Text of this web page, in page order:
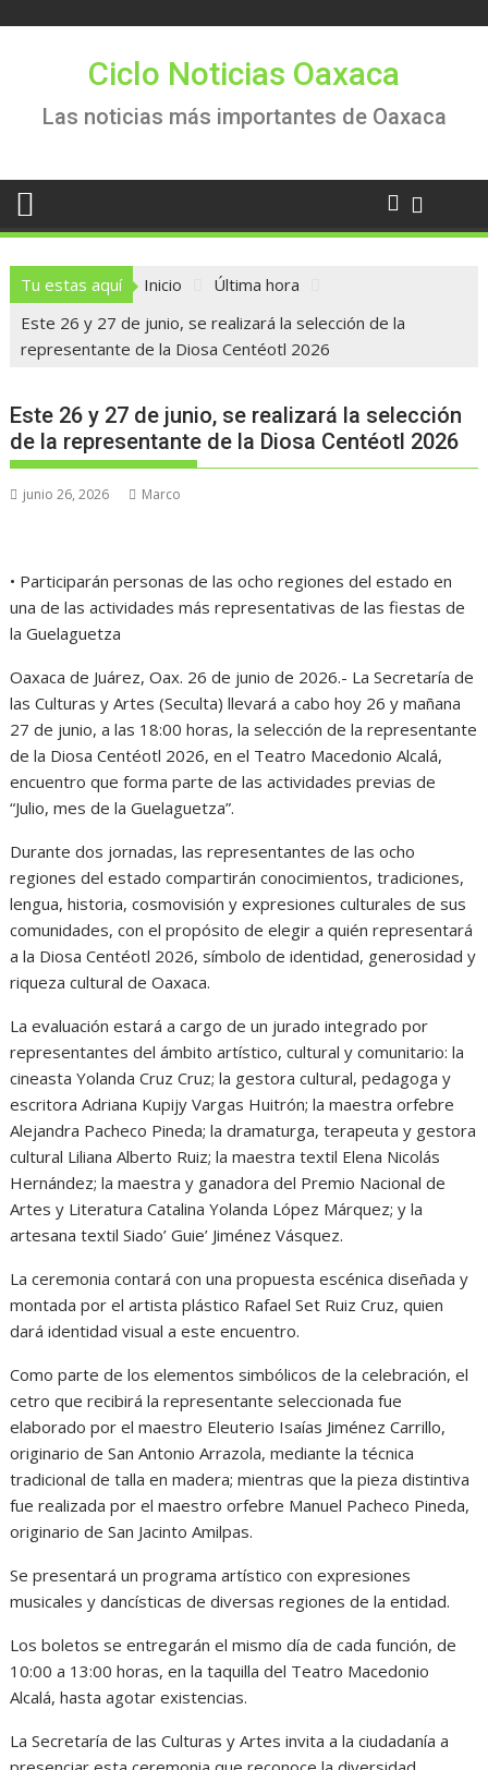
Ciclo Noticias Oaxaca
Las noticias más importantes de Oaxaca
Tu estas aquí Inicio
Última hora
Este 26 y 27 de junio, se realizará la selección de la
representante de la Diosa Centéotl 2026
Este 26 y 27 de junio, se realizará la selección
de la representante de la Diosa Centéotl 2026
junio 26, 2026 Marco
• Participarán personas de las ocho regiones del estado en
una de las actividades más representativas de las fiestas de
la Guelaguetza
Oaxaca de Juárez, Oax. 26 de junio de 2026.- La Secretaría de
las Culturas y Artes (Seculta) llevará a cabo hoy 26 y mañana
27 de junio, a las 18:00 horas, la selección de la representante
de la Diosa Centéotl 2026, en el Teatro Macedonio Alcalá,
encuentro que forma parte de las actividades previas de
“Julio, mes de la Guelaguetza”.
Durante dos jornadas, las representantes de las ocho
regiones del estado compartirán conocimientos, tradiciones,
lengua, historia, cosmovisión y expresiones culturales de sus
comunidades, con el propósito de elegir a quién representará
a la Diosa Centéotl 2026, símbolo de identidad, generosidad y
riqueza cultural de Oaxaca.
La evaluación estará a cargo de un jurado integrado por
representantes del ámbito artístico, cultural y comunitario: la
cineasta Yolanda Cruz Cruz; la gestora cultural, pedagoga y
escritora Adriana Kupijy Vargas Huitrón; la maestra orfebre
Alejandra Pacheco Pineda; la dramaturga, terapeuta y gestora
cultural Liliana Alberto Ruiz; la maestra textil Elena Nicolás
Hernández; la maestra y ganadora del Premio Nacional de
Artes y Literatura Catalina Yolanda López Márquez; y la
artesana textil Siado’ Guie’ Jiménez Vásquez.
La ceremonia contará con una propuesta escénica diseñada y
montada por el artista plástico Rafael Set Ruiz Cruz, quien
dará identidad visual a este encuentro.
Como parte de los elementos simbólicos de la celebración, el
cetro que recibirá la representante seleccionada fue
elaborado por el maestro Eleuterio Isaías Jiménez Carrillo,
originario de San Antonio Arrazola, mediante la técnica
tradicional de talla en madera; mientras que la pieza distintiva
fue realizada por el maestro orfebre Manuel Pacheco Pineda,
originario de San Jacinto Amilpas.
Se presentará un programa artístico con expresiones
musicales y dancísticas de diversas regiones de la entidad.
Los boletos se entregarán el mismo día de cada función, de
10:00 a 13:00 horas, en la taquilla del Teatro Macedonio
Alcalá, hasta agotar existencias.
La Secretaría de las Culturas y Artes invita a la ciudadanía a